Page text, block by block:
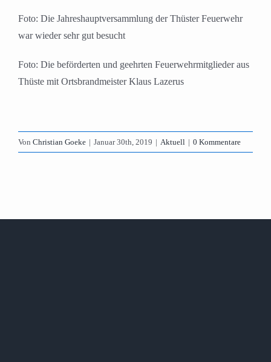
Foto: Die Jahreshauptversammlung der Thüster Feuerwehr
war wieder sehr gut besucht
Foto: Die beförderten und geehrten Feuerwehrmitglieder aus
Thüste mit Ortsbrandmeister Klaus Lazerus
Von Christian Goeke | Januar 30th, 2019 | Aktuell | 0 Kommentare